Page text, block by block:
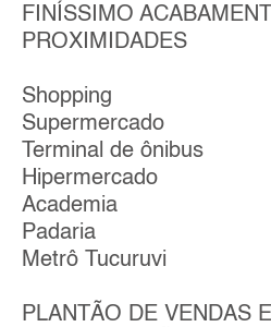
FINÍSSIMO
PROXIMIDADES
Shopping
Supermercado
Terminal de ônibus
Hipermercado
Academia
Padaria
Metrô Tucuruvi
PLANTÃO DE VENDAS